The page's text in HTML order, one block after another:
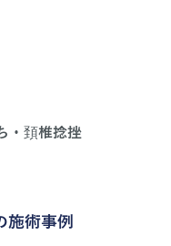
・頚椎捻挫
施術事例